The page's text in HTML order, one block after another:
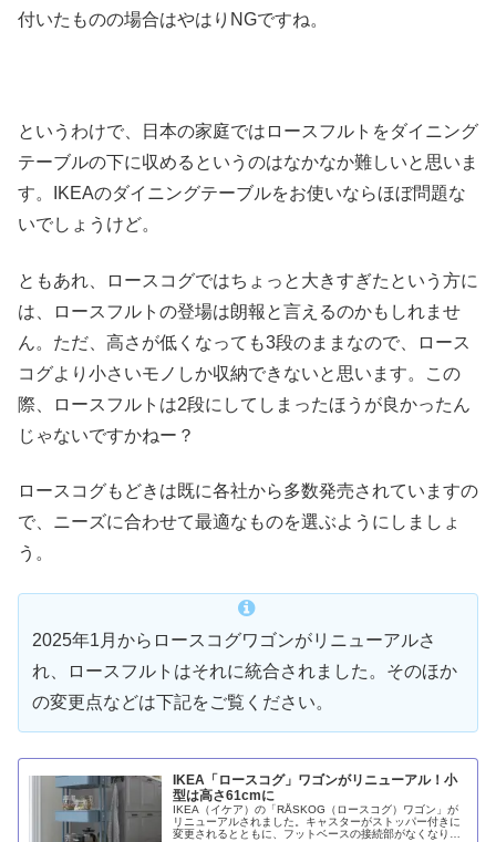
付いたものの場合はやはりNGですね。
というわけで、日本の家庭ではロースフルトをダイニング
テーブルの下に収めるというのはなかなか難しいと思いま
す。IKEAのダイニングテーブルをお使いならほぼ問題な
いでしょうけど。
ともあれ、ロースコグではちょっと大きすぎたという方に
は、ロースフルトの登場は朗報と言えるのかもしれませ
ん。ただ、高さが低くなっても3段のままなので、ロース
コグより小さいモノしか収納できないと思います。この
際、ロースフルトは2段にしてしまったほうが良かったん
じゃないですかねー？
ロースコグもどきは既に各社から多数発売されていますの
で、ニーズに合わせて最適なものを選ぶようにしましょ
う。
2025年1月からロースコグワゴンがリニューアルさ
れ、ロースフルトはそれに統合されました。そのほか
の変更点などは下記をご覧ください。
IKEA「ロースコグ」ワゴンがリニューアル！小
型は高さ61cmに
IKEA（イケア）の「RÅSKOG（ロースコグ）ワゴン」が
リニューアルされました。キャスターがストッパー付きに
変更されるとともに、フットベースの接続部がなくなり単